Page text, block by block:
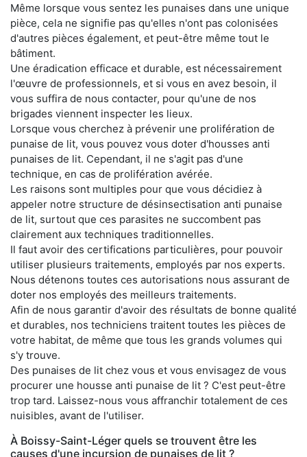
Même lorsque vous sentez les punaises dans une unique
pièce, cela ne signifie pas qu'elles n'ont pas colonisées
d'autres pièces également, et peut-être même tout le
bâtiment.
Une éradication efficace et durable, est nécessairement
l'œuvre de professionnels, et si vous en avez besoin, il
vous suffira de nous contacter, pour qu'une de nos
brigades viennent inspecter les lieux.
Lorsque vous cherchez à prévenir une prolifération de
punaise de lit, vous pouvez vous doter d'housses anti
punaises de lit. Cependant, il ne s'agit pas d'une
technique, en cas de prolifération avérée.
Les raisons sont multiples pour que vous décidiez à
appeler notre structure de désinsectisation anti punaise
de lit, surtout que ces parasites ne succombent pas
clairement aux techniques traditionnelles.
Il faut avoir des certifications particulières, pour pouvoir
utiliser plusieurs traitements, employés par nos experts.
Nous détenons toutes ces autorisations nous assurant de
doter nos employés des meilleurs traitements.
Afin de nous garantir d'avoir des résultats de bonne qualité
et durables, nos techniciens traitent toutes les pièces de
votre habitat, de même que tous les grands volumes qui
s'y trouve.
Des punaises de lit chez vous et vous envisagez de vous
procurer une housse anti punaise de lit ? C'est peut-être
trop tard. Laissez-nous vous affranchir totalement de ces
nuisibles, avant de l'utiliser.
À Boissy-Saint-Léger quels se trouvent être les
causes d'une incursion de punaises de lit ?